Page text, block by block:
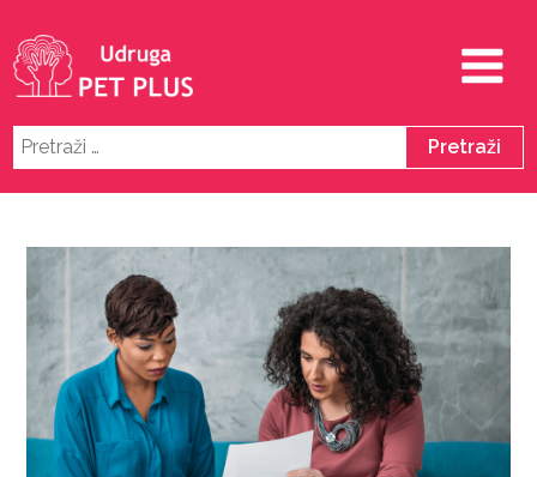
Pretraži: